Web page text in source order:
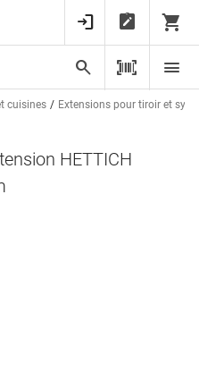
cuisines Extensions pour tiroir et
HETTICH